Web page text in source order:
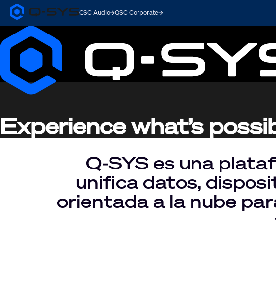
Q-
SYS
Audio
Products
Homepage
QSC Audio QSC Corporate
Current
Slide:
/
Experience what’s
Q-SYS es una
unifica datos,
orientada a la nube